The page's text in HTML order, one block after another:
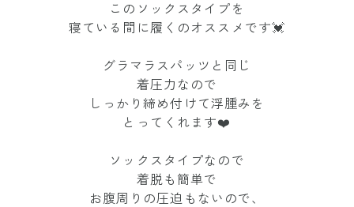
このソックスタイプを
寝ている間に履くのオススメです💓
グラマラスパッツと同じ
着圧力なので
しっかり締め付けて浮腫みを
とってくれます❤️
ソックスタイプなので
着脱も簡単で
お腹周りの圧迫もないので、